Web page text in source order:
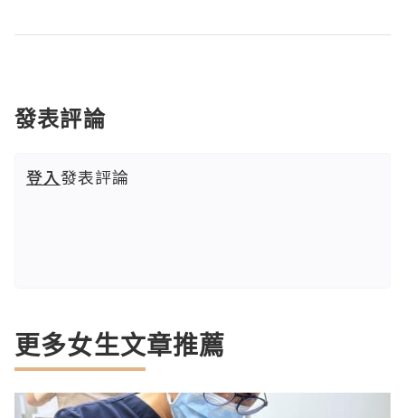
發表評論
登入發表評論
更多女生文章推薦